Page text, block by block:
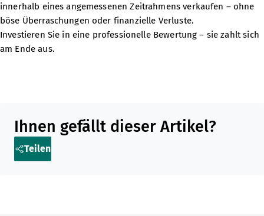
innerhalb eines angemessenen Zeitrahmens verkaufen – ohne
böse Überraschungen oder finanzielle Verluste.
Investieren Sie in eine professionelle Bewertung – sie zahlt sich
am Ende aus.
Ihnen gefällt dieser Artikel?
Teilen